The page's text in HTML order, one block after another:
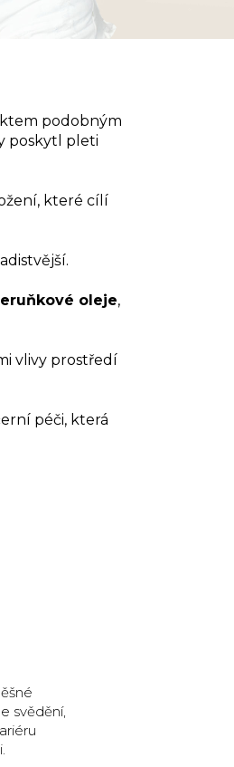
podobným
poskytl pleti
které cílí
oleje,
vlivy prostředí
péči, která
svědění,